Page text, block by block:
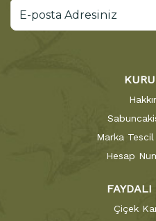
Marka
Hesap
FAYDALI
Çiçek